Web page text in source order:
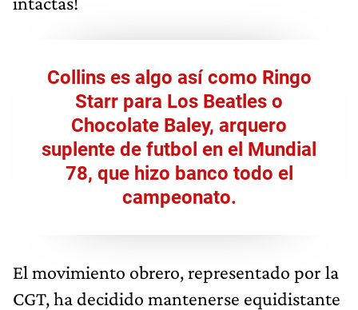
Collins es algo así como Ringo
Starr para Los Beatles o
Chocolate Baley, arquero
suplente de futbol en el Mundial
78, que hizo banco todo el
campeonato.
El movimiento obrero, representado por la
CGT, ha decidido mantenerse equidistante